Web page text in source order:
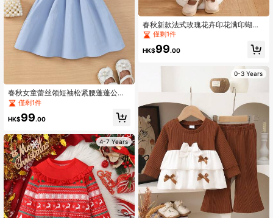
春秋女童蕾丝领短袖松紧腰蓬蓬公主
裙，优雅时尚可爱迷人
僅剩1件
HK$99.00
4-7 Years
春秋新款法式玫瑰花卉印花满印蝴蝶
结装饰无袖女童连衣裙
僅剩1件
HK$99.00
0-3 Years